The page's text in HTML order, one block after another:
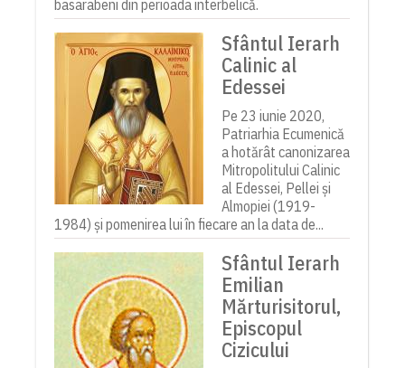
basarabeni din perioada interbelică.
Sfântul Ierarh
Calinic al
Edessei
Pe 23 iunie 2020,
Patriarhia Ecumenică
a hotărât canonizarea
Mitropolitului Calinic
al Edessei, Pellei și
Almopiei (1919-
1984) și pomenirea lui în fiecare an la data de...
Sfântul Ierarh
Emilian
Mărturisitorul,
Episcopul
Cizicului